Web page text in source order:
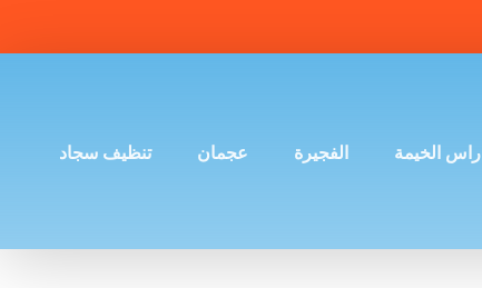
راس الخيمة الفجيرة عجمان تنظيف سجاد